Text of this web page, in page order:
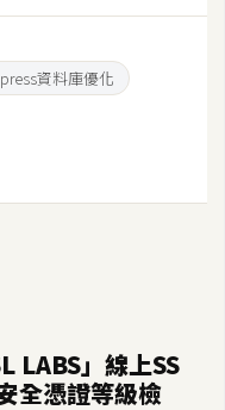
資料庫優化
LABS」線上SS
全憑證等級檢